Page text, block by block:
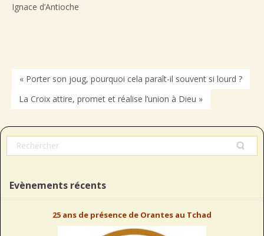
Ignace d’Antioche
« Porter son joug, pourquoi cela paraît-il souvent si lourd ?
La Croix attire, promet et réalise l’union à Dieu »
Evènements récents
25 ans de présence de Orantes au Tchad